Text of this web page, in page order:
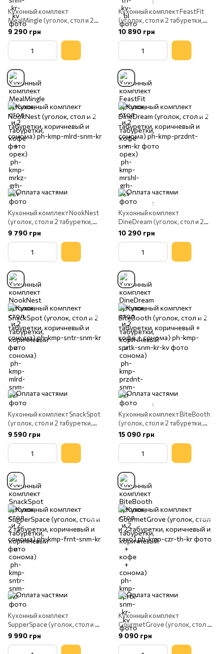
Кухонный комплект
MealMingle (уголок, стол и 2
табуретки, кофе + орех)
9 290 грн
1
Кухонный комплект FeastFit
(уголок, стол и 2 табуретки,
кофе + орех)
10 890 грн
Кухонный комплект NookNest
(уголок, стол и 2 табуретки,
коричневый и сонома)
9 790 грн
1
Кухонный комплект
DineDream (уголок, стол и 2
табуретки, коричневый и
10 290 грн
Кухонный комплект SnackSpot
(уголок, стол и 2 табуретки,
коричневый и сонома)
9 590 грн
1
Кухонный комплект BiteBooth
(уголок, стол и 2 табуретки,
коричневый + кофе + сонома)
15 090 грн
Кухонный комплект
SupperSpace (уголок, стол и 2
табуретки, коричневый и
9 990 грн
Кухонный комплект
GourmetGrove (уголок, стол и
2 табуретки, коричневый и
9 090 грн